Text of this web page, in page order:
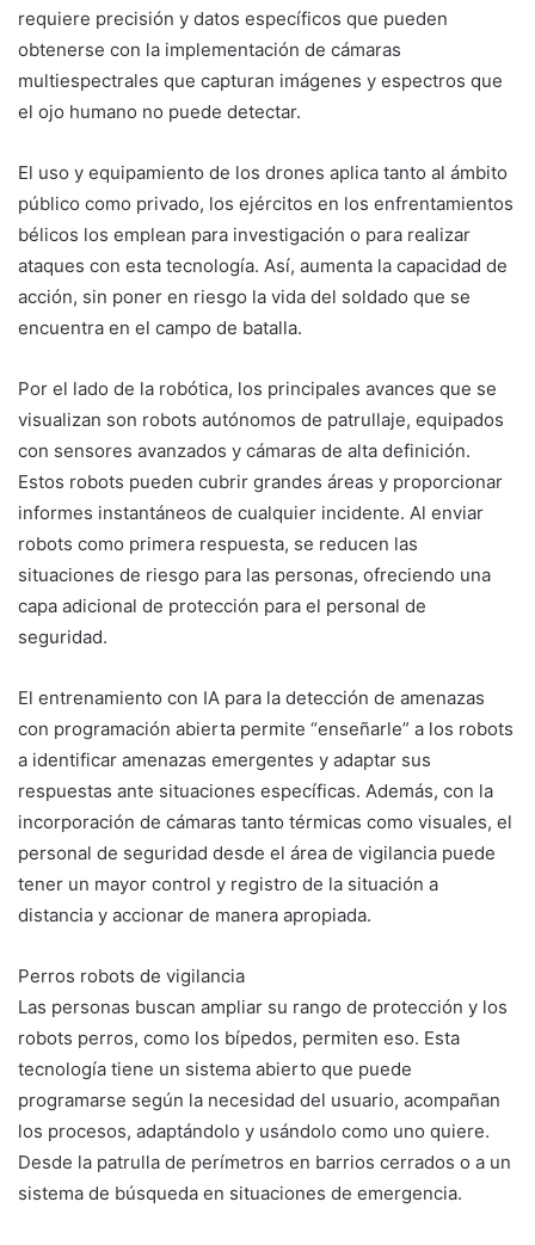
requiere precisión y datos específicos que pueden
obtenerse con la implementación de cámaras
multiespectrales que capturan imágenes y espectros que
el ojo humano no puede detectar.
El uso y equipamiento de los drones aplica tanto al ámbito
público como privado, los ejércitos en los enfrentamientos
bélicos los emplean para investigación o para realizar
ataques con esta tecnología. Así, aumenta la capacidad de
acción, sin poner en riesgo la vida del soldado que se
encuentra en el campo de batalla.
Por el lado de la robótica, los principales avances que se
visualizan son robots autónomos de patrullaje, equipados
con sensores avanzados y cámaras de alta definición.
Estos robots pueden cubrir grandes áreas y proporcionar
informes instantáneos de cualquier incidente. Al enviar
robots como primera respuesta, se reducen las
situaciones de riesgo para las personas, ofreciendo una
capa adicional de protección para el personal de
seguridad.
El entrenamiento con IA para la detección de amenazas
con programación abierta permite “enseñarle” a los robots
a identificar amenazas emergentes y adaptar sus
respuestas ante situaciones específicas. Además, con la
incorporación de cámaras tanto térmicas como visuales, el
personal de seguridad desde el área de vigilancia puede
tener un mayor control y registro de la situación a
distancia y accionar de manera apropiada.
Perros robots de vigilancia
Las personas buscan ampliar su rango de protección y los
robots perros, como los bípedos, permiten eso. Esta
tecnología tiene un sistema abierto que puede
programarse según la necesidad del usuario, acompañan
los procesos, adaptándolo y usándolo como uno quiere.
Desde la patrulla de perímetros en barrios cerrados o a un
sistema de búsqueda en situaciones de emergencia.